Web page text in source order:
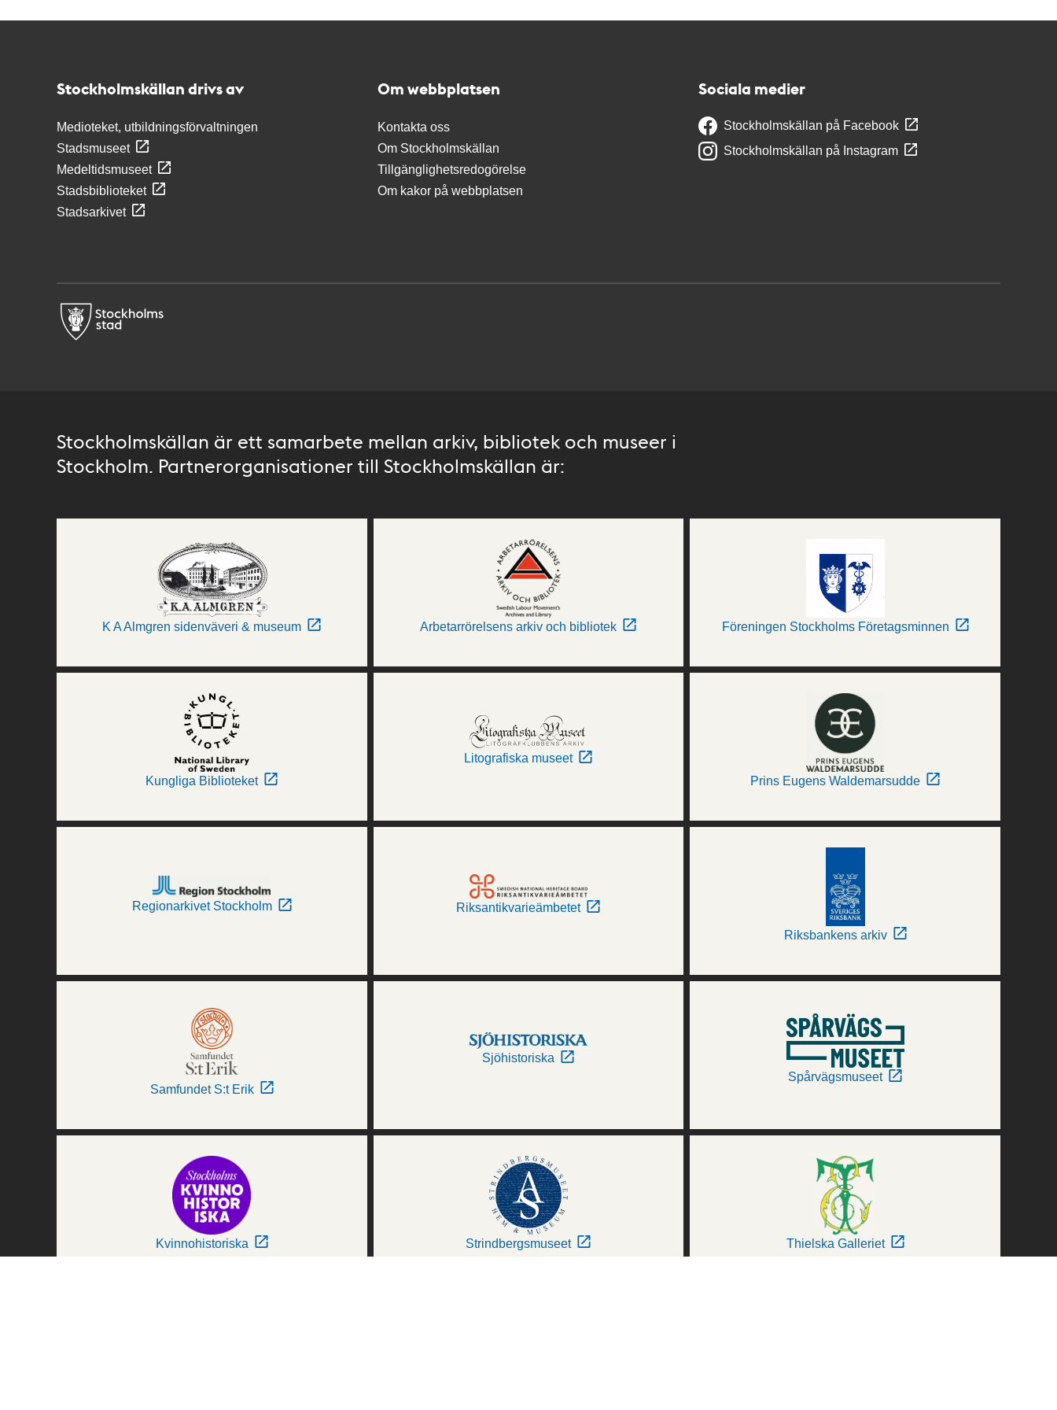
Stockholmskällan drivs av
Medioteket, utbildningsförvaltningen
Stadsmuseet
Medeltidsmuseet
Stadsbiblioteket
Stadsarkivet
Om webbplatsen
Kontakta oss
Om Stockholmskällan
Tillgänglighetsredogörelse
Om kakor på webbplatsen
Sociala medier
Stockholmskällan på Facebook
Stockholmskällan på Instagram
Stockholmskällan är ett samarbete mellan arkiv, bibliotek och museer i
Stockholm. Partnerorganisationer till Stockholmskällan är:
K A Almgren sidenväveri & museum Arbetarrörelsens arkiv och bibliotek Föreningen Stockholms Företagsminnen
Kungliga Biblioteket
Litografiska museet
Prins Eugens Waldemarsudde
Regionarkivet Stockholm Riksantikvarieämbetet
Riksbankens arkiv
Samfundet S:t Erik
Sjöhistoriska
Spårvägsmuseet
Kvinnohistoriska Strindbergsmuseet Thielska Galleriet